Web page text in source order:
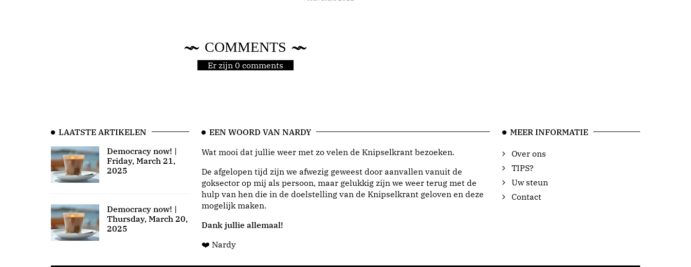
COMMENTS
Er zijn 0 comments
LAATSTE ARTIKELEN
Democracy now! |
Friday, March 21,
2025
Democracy now! |
Thursday, March 20,
2025
EEN WOORD VAN NARDY
Wat mooi dat jullie weer met zo velen de Knipselkrant bezoeken.
De afgelopen tijd zijn we afwezig geweest door aanvallen vanuit de
goksector op mij als persoon, maar gelukkig zijn we weer terug met de
hulp van hen die in de doelstelling van de Knipselkrant geloven en deze
mogelijk maken.
Dank jullie allemaal!
❤️ Nardy
MEER INFORMATIE
Over ons
TIPS?
Uw steun
Contact